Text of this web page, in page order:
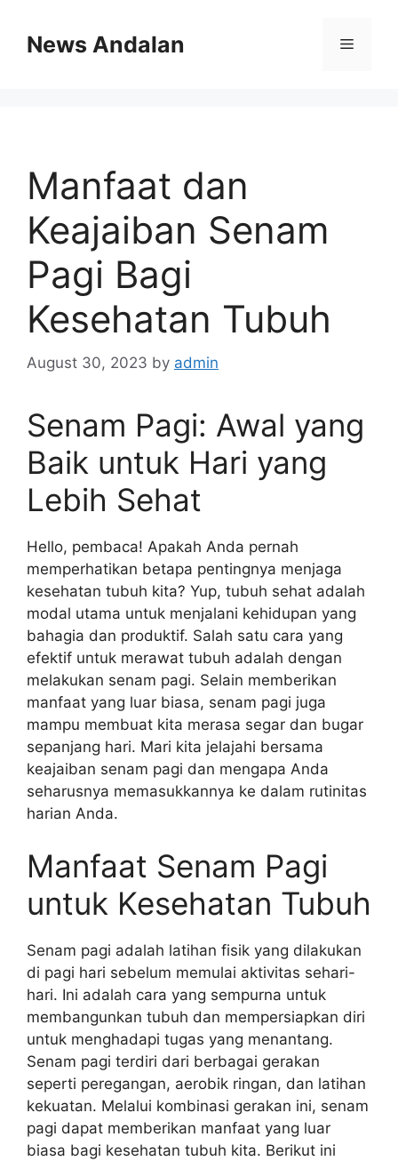
contentNews Andalan Menu
Manfaat dan
Keajaiban Senam
Pagi Bagi
Kesehatan Tubuh
August 30, 2023 by admin
Senam Pagi: Awal yang
Baik untuk Hari yang
Lebih Sehat
Hello, pembaca! Apakah Anda pernah
memperhatikan betapa pentingnya menjaga
kesehatan tubuh kita? Yup, tubuh sehat adalah
modal utama untuk menjalani kehidupan yang
bahagia dan produktif. Salah satu cara yang
efektif untuk merawat tubuh adalah dengan
melakukan senam pagi. Selain memberikan
manfaat yang luar biasa, senam pagi juga
mampu membuat kita merasa segar dan bugar
sepanjang hari. Mari kita jelajahi bersama
keajaiban senam pagi dan mengapa Anda
seharusnya memasukkannya ke dalam rutinitas
harian Anda.
Manfaat Senam Pagi
untuk Kesehatan Tubuh
Senam pagi adalah latihan fisik yang dilakukan
di pagi hari sebelum memulai aktivitas sehari-
hari. Ini adalah cara yang sempurna untuk
membangunkan tubuh dan mempersiapkan diri
untuk menghadapi tugas yang menantang.
Senam pagi terdiri dari berbagai gerakan
seperti peregangan, aerobik ringan, dan latihan
kekuatan. Melalui kombinasi gerakan ini, senam
pagi dapat memberikan manfaat yang luar
biasa bagi kesehatan tubuh kita. Berikut ini